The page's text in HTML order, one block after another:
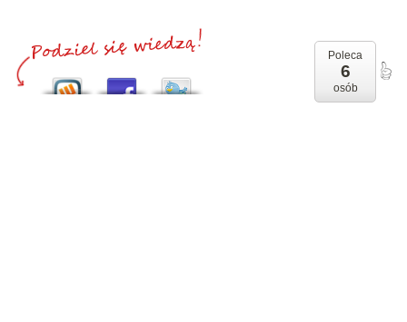
Poleca
6
osób